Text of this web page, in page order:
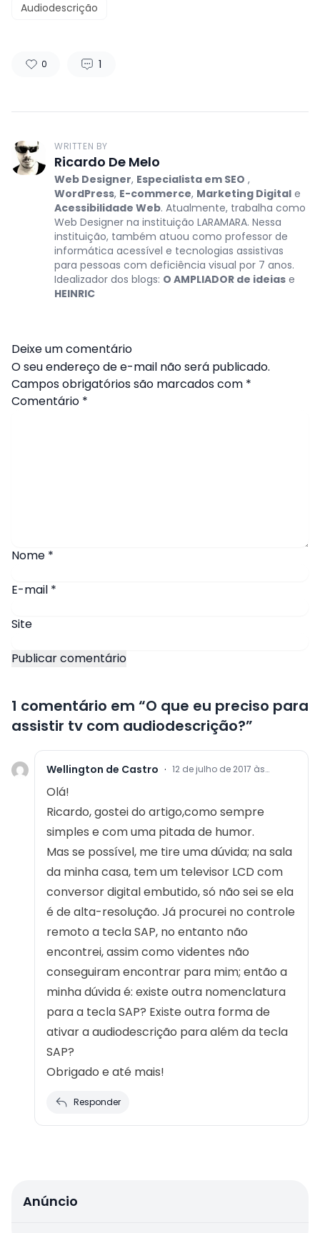
Audiodescrição
0 1
WRITTEN BY
Ricardo De Melo
Web Designer, Especialista em SEO ,
WordPress, E-commerce, Marketing Digital e
Acessibilidade Web. Atualmente, trabalha como
Web Designer na instituição LARAMARA. Nessa
instituição, também atuou como professor de
informática acessível e tecnologias assistivas
para pessoas com deficiência visual por 7 anos.
Idealizador dos blogs: O AMPLIADOR de ideias e
HEINRIC
Deixe um comentário
O seu endereço de e-mail não será publicado.
Campos obrigatórios são marcados com *
Comentário *
Nome *
E-mail *
Site
1 comentário em “O que eu preciso para
assistir tv com audiodescrição?”
Wellington de Castro · 12 de julho de 2017 às
Olá!
Ricardo, gostei do artigo,como sempre
simples e com uma pitada de humor.
Mas se possível, me tire uma dúvida; na sala
da minha casa, tem um televisor LCD com
conversor digital embutido, só não sei se ela
é de alta-resolução. Já procurei no controle
remoto a tecla SAP, no entanto não
encontrei, assim como videntes não
conseguiram encontrar para mim; então a
minha dúvida é: existe outra nomenclatura
para a tecla SAP? Existe outra forma de
ativar a audiodescrição para além da tecla
SAP?
Obrigado e até mais!
Responder
Anúncio